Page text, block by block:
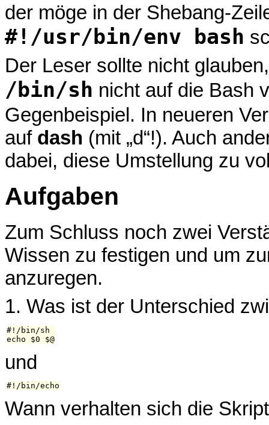
der möge in der Shebang-
#!/usr/bin/env bash
Der Leser sollte nicht
/bin/sh nicht auf die Bash
Gegenbeispiel. In neueren
auf dash (mit „d“!). Auch
dabei, diese Umstellung zu
Aufgaben
Zum Schluss noch zwei
Wissen zu festigen und um
anzuregen.
1. Was ist der Unterschied
#!/bin/sh
und
Wann verhalten sich die